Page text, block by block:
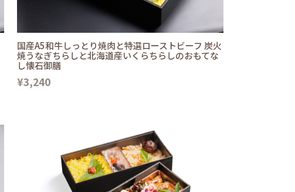
国産A5和牛しっとり焼肉と特選ローストビーフ 炭火
焼うなぎちらしと北海道産いくらちらしのおもてな
し懐石御膳
¥3,240